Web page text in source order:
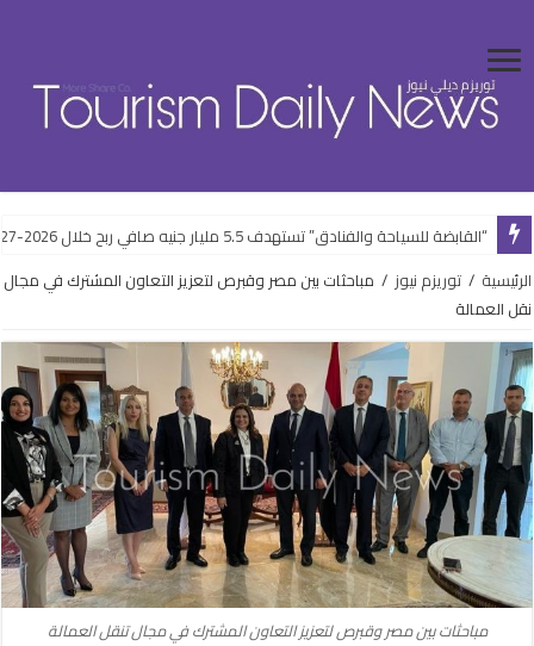
“القابضة للسياحة والفنادق” تستهدف 5.5 مليار جنيه صافي ربح خلال 2026-2027
الرئيسية / توريزم نيوز / مباحثات بين مصر وقبرص لتعزيز التعاون المشترك في مجال
نقل العمالة
مباحثات بين مصر وقبرص لتعزيز التعاون المشترك في مجال تنقل العمالة